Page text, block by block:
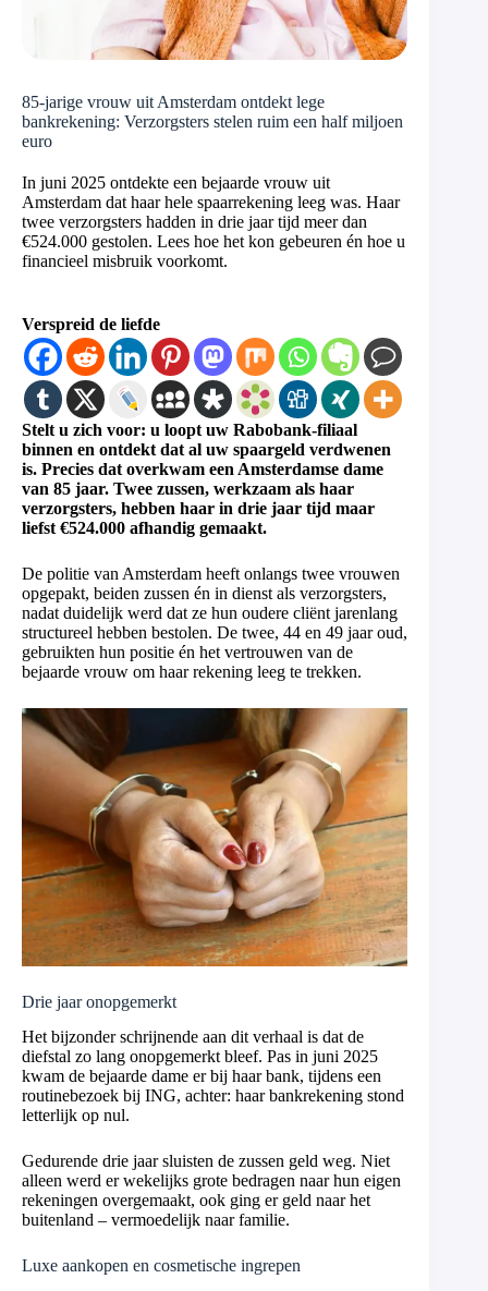
85-jarige vrouw uit Amsterdam ontdekt lege
bankrekening: Verzorgsters stelen ruim een half miljoen
euro
In juni 2025 ontdekte een bejaarde vrouw uit
Amsterdam dat haar hele spaarrekening leeg was. Haar
twee verzorgsters hadden in drie jaar tijd meer dan
€524.000 gestolen. Lees hoe het kon gebeuren én hoe u
financieel misbruik voorkomt.
Verspreid de liefde
Stelt u zich voor: u loopt uw Rabobank-filiaal
binnen en ontdekt dat al uw spaargeld verdwenen
is. Precies dat overkwam een Amsterdamse dame
van 85 jaar. Twee zussen, werkzaam als haar
verzorgsters, hebben haar in drie jaar tijd maar
liefst €524.000 afhandig gemaakt.
De politie van Amsterdam heeft onlangs twee vrouwen
opgepakt, beiden zussen én in dienst als verzorgsters,
nadat duidelijk werd dat ze hun oudere cliënt jarenlang
structureel hebben bestolen. De twee, 44 en 49 jaar oud,
gebruikten hun positie én het vertrouwen van de
bejaarde vrouw om haar rekening leeg te trekken.
Drie jaar onopgemerkt
Het bijzonder schrijnende aan dit verhaal is dat de
diefstal zo lang onopgemerkt bleef. Pas in juni 2025
kwam de bejaarde dame er bij haar bank, tijdens een
routinebezoek bij ING, achter: haar bankrekening stond
letterlijk op nul.
Gedurende drie jaar sluisten de zussen geld weg. Niet
alleen werd er wekelijks grote bedragen naar hun eigen
rekeningen overgemaakt, ook ging er geld naar het
buitenland – vermoedelijk naar familie.
Luxe aankopen en cosmetische ingrepen